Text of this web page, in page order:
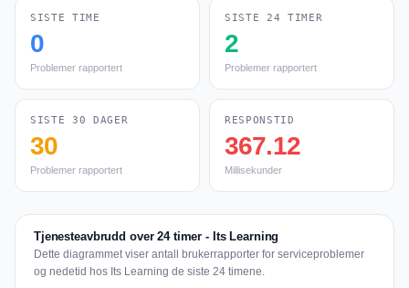
SISTE TIME
0
Problemer rapportert
SISTE 24 TIMER
2
Problemer rapportert
SISTE 30 DAGER
30
Problemer rapportert
RESPONSTID
367.12
Millisekunder
Tjenesteavbrudd over 24 timer - Its Learning
Dette diagrammet viser antall brukerrapporter for serviceproblemer
og nedetid hos Its Learning de siste 24 timene.